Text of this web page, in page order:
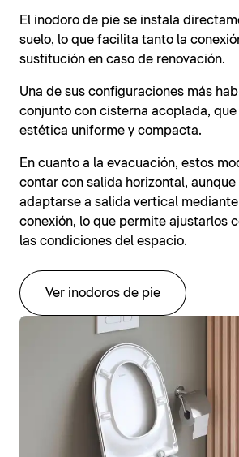
El inodoro de pie se instala
suelo, lo que facilita tanto la
sustitución en caso de renovación.
Una de sus configuraciones más
conjunto con cisterna acoplada, que
estética uniforme y compacta.
En cuanto a la evacuación, estos
contar con salida horizontal,
adaptarse a salida vertical
conexión, lo que permite ajustarlos
las condiciones del espacio.
Ver inodoros de pie